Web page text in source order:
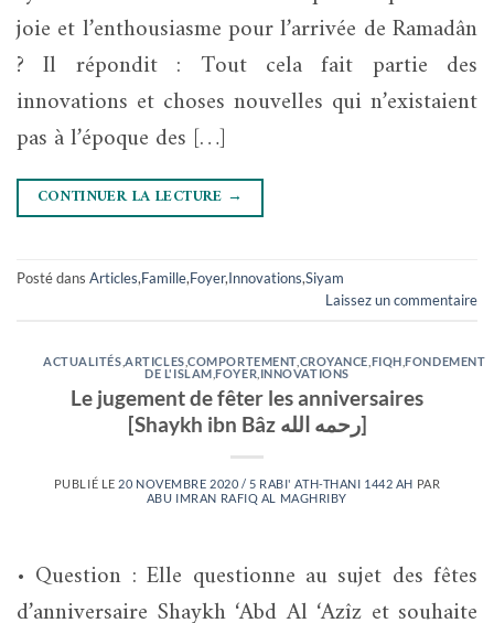
joie et l’enthousiasme pour l’arrivée de Ramadân
? Il répondit : Tout cela fait partie des
innovations et choses nouvelles qui n’existaient
pas à l’époque des […]
CONTINUER LA LECTURE →
Posté dans Articles,Famille,Foyer,Innovations,Siyam
Laissez un commentaire
ACTUALITÉS ,ARTICLES ,COMPORTEMENT, CROYANCE FIQH ,FONDEMENT
DE L'ISLAM ,FOYER INNOVATIONS
Le jugement de fêter les anniversaires
[Shaykh ibn Bâz رحمه الله]
PUBLIÉ LE 20 NOVEMBRE 2020 / 5 RABI' ATH-THANI 1442 AH PAR
ABU IMRAN RAFIQ AL MAGHRIBY
• Question : Elle questionne au sujet des fêtes
d’anniversaire Shaykh ‘Abd Al ‘Azîz et souhaite